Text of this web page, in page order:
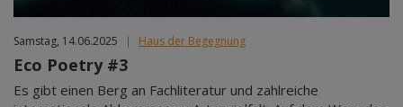
Samstag, 14.06.2025 | Haus der Begegnung
Eco Poetry #3
Es gibt einen Berg an Fachliteratur und zahlreiche